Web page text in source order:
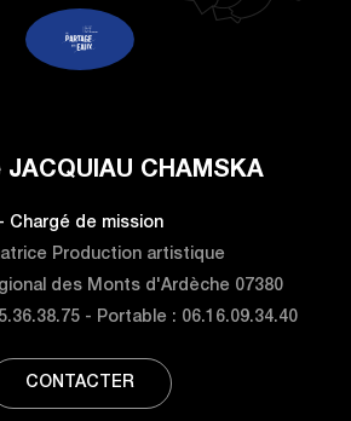
JACQUIAU CHAMSKA
- Chargé de mission
Production artistique
des Monts d'Ardèche 07380
- Portable : 06.16.09.34.40
CONTACTER